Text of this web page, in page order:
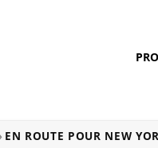
EN ROUTE POUR NEW